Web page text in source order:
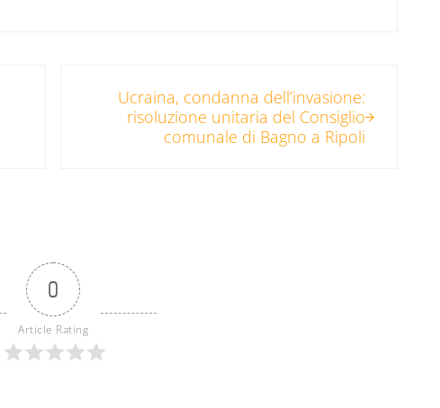
Ucraina, condanna dell’invasione:
risoluzione unitaria del Consiglio
comunale di Bagno a Ripoli
0
Article Rating